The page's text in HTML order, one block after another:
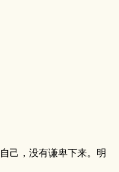
己，没有谦卑下来。明